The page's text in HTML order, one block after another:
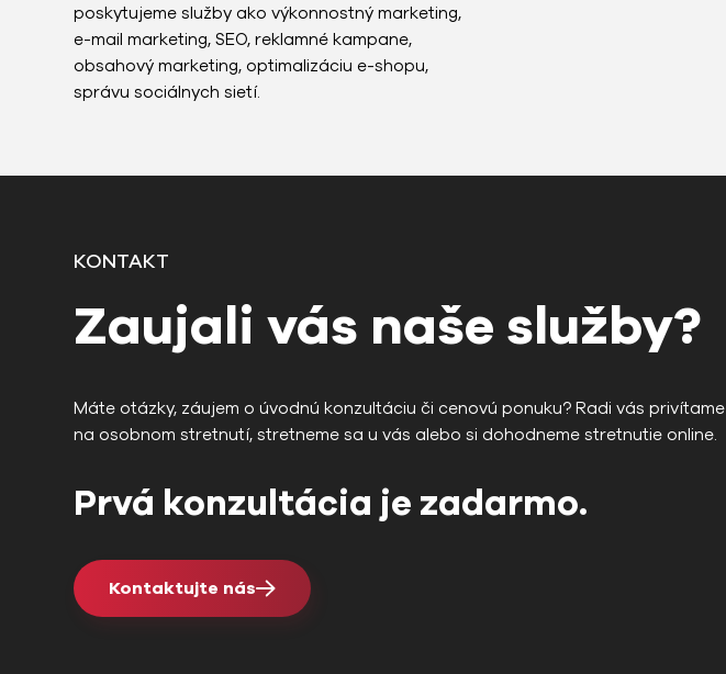
poskytujeme služby ako výkonnostný marketing,
e-mail marketing, SEO, reklamné kampane,
obsahový marketing, optimalizáciu e-shopu,
správu sociálnych sietí.
KONTAKT
Zaujali vás naše služby?
Máte otázky, záujem o úvodnú konzultáciu či cenovú ponuku? Radi vás privítame
na osobnom stretnutí, stretneme sa u vás alebo si dohodneme stretnutie online.
Prvá konzultácia je zadarmo.
Kontaktujte nás